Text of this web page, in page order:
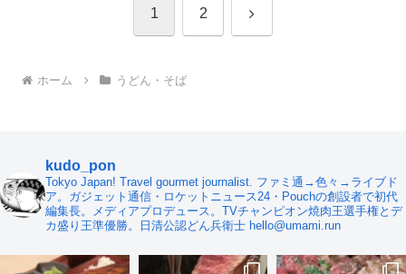
1 2 次
ホーム うどん・そば
kudo_pon
Tokyo Japan! Travel gourmet journalist. ファミ通→色々→ライブド
ア。ガジェット通信・ロケットニュース24・Pouchの創設者で初代
編集長。メディアプロデュース。TVチャンピオン焼肉王選手権とデ
カ盛り王準優勝。日清公認どん兵衛士 hello@umami.run